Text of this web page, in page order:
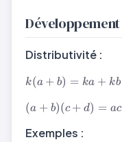
Développement
Distributivité :
k(a
b)
ka
k(a + b) = ka + kb
(a
+
b)
(a + b)(c + d) = ac
Exemples :